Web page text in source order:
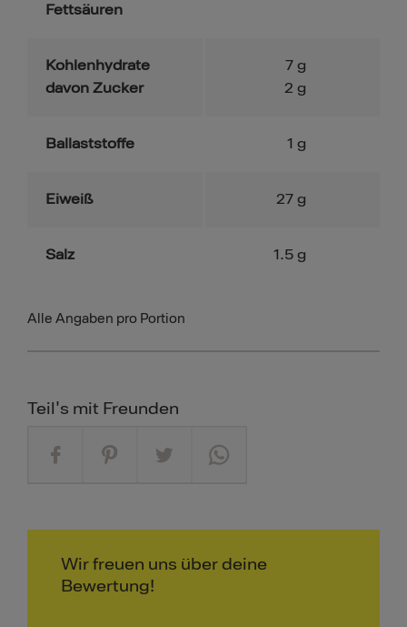
Fettsäuren
Kohlenhydrate
davon Zucker
7 g
2 g
Ballaststoffe 1 g
Eiweiß 27 g
Salz 1.5 g
Alle Angaben pro Portion
Teil's mit Freunden
Wir freuen uns über deine
Bewertung!